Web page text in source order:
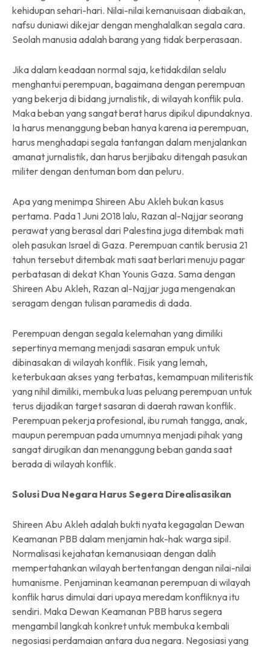
kehidupan sehari-hari. Nilai-nilai kemanuisaan diabaikan,
nafsu duniawi dikejar dengan menghalalkan segala cara.
Seolah manusia adalah barang yang tidak berperasaan.
Jika dalam keadaan normal saja, ketidakdilan selalu
menghantui perempuan, bagaimana dengan perempuan
yang bekerja di bidang jurnalistik, di wilayah konflik pula.
Maka beban yang sangat berat harus dipikul dipundaknya.
Ia harus menanggung beban hanya karena ia perempuan,
harus menghadapi segala tantangan dalam menjalankan
amanat jurnalistik, dan harus berjibaku ditengah pasukan
militer dengan dentuman bom dan peluru.
Apa yang menimpa Shireen Abu Akleh bukan kasus
pertama. Pada 1 Juni 2018 lalu, Razan al-Najjar seorang
perawat yang berasal dari Palestina juga ditembak mati
oleh pasukan Israel di Gaza. Perempuan cantik berusia 21
tahun tersebut ditembak mati saat berlari menuju pagar
perbatasan di dekat Khan Younis Gaza. Sama dengan
Shireen Abu Akleh, Razan al-Najjar juga mengenakan
seragam dengan tulisan paramedis di dada.
Perempuan dengan segala kelemahan yang dimiliki
sepertinya memang menjadi sasaran empuk untuk
dibinasakan di wilayah konflik. Fisik yang lemah,
keterbukaan akses yang terbatas, kemampuan militeristik
yang nihil dimiliki, membuka luas peluang perempuan untuk
terus dijadikan target sasaran di daerah rawan konflik.
Perempuan pekerja profesional, ibu rumah tangga, anak,
maupun perempuan pada umumnya menjadi pihak yang
sangat dirugikan dan menanggung beban ganda saat
berada di wilayah konflik.
Solusi Dua Negara Harus Segera Direalisasikan
Shireen Abu Akleh adalah bukti nyata kegagalan Dewan
Keamanan PBB dalam menjamin hak-hak warga sipil.
Normalisasi kejahatan kemanusiaan dengan dalih
mempertahankan wilayah bertentangan dengan nilai-nilai
humanisme. Penjaminan keamanan perempuan di wilayah
konflik harus dimulai dari upaya meredam konfliknya itu
sendiri. Maka Dewan Keamanan PBB harus segera
mengambil langkah konkret untuk membuka kembali
negosiasi perdamaian antara dua negara. Negosiasi yang